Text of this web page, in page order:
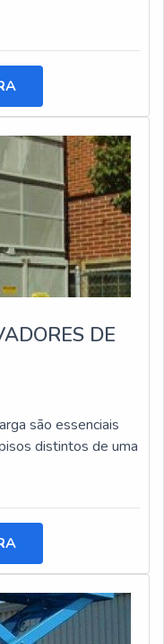
DE
são essenciais
distintos de uma